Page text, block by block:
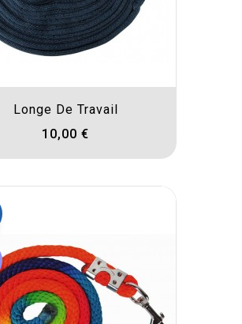
Longe De Travail
10,00 €